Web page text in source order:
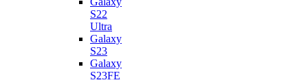
S22
Ultra
Galaxy
S23
Galaxy
S23FE